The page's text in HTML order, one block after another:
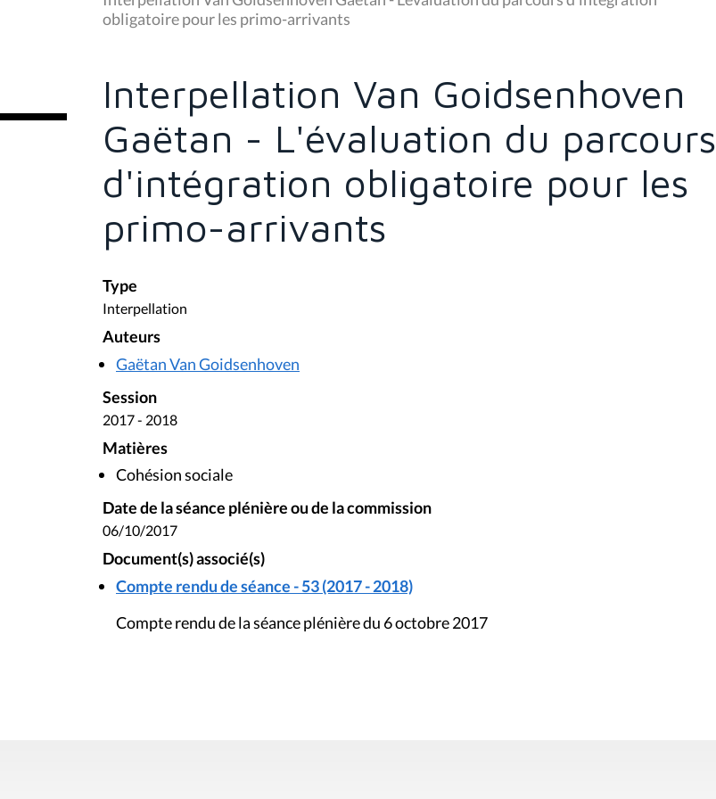
s
ê
:
obligatoire pour les primo-arrivants
Interpellation Van Goidsenhoven
Gaëtan - L'évaluation du parcours
d'intégration obligatoire pour les
primo-arrivants
Type
Interpellation
Auteurs
Gaëtan Van Goidsenhoven
Session
2017 - 2018
Matières
Cohésion sociale
Date de la séance plénière ou de la commission
06/10/2017
Document(s) associé(s)
Compte rendu de séance - 53 (2017 - 2018)
Compte rendu de la séance plénière du 6 octobre 2017